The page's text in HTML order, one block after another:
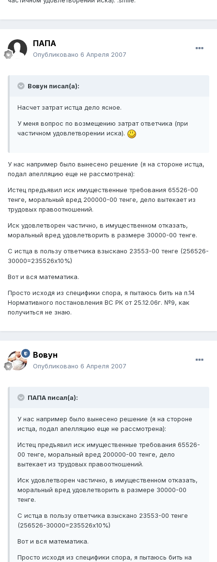
ПАПА
Опубликовано 6 Апреля 2007
Вовун писал(а):
Насчет затрат истца дело ясное.
У меня вопрос по возмещению затрат ответчика (при
частичном удовлетворении иска).
У нас например было вынесено решение (я на стороне истца,
подал апелляцию еще не рассмотрена):
Истец предъявил иск имущественные требования 65526-00
тенге, моральный вред 200000-00 тенге, дело вытекает из
трудовых правоотношений.
Иск удовлетворен частично, в имущественном отказать,
моральный вред удовлетворить в размере 30000-00 тенге.
С истца в пользу ответчика взыскано 23553-00 тенге (256526-
30000=235526х10%)
Вот и вся математика.
Просто исходя из специфики спора, я пытаюсь бить на п.14
Нормативного постановления ВС РК от 25.12.06г. №9, как
получиться не знаю.
Вовун
Опубликовано 6 Апреля 2007
ПАПА писал(а):
У нас например было вынесено решение (я на стороне
истца, подал апелляцию еще не рассмотрена):
Истец предъявил иск имущественные требования 65526-
00 тенге, моральный вред 200000-00 тенге, дело
вытекает из трудовых правоотношений.
Иск удовлетворен частично, в имущественном отказать,
моральный вред удовлетворить в размере 30000-00
тенге.
С истца в пользу ответчика взыскано 23553-00 тенге
(256526-30000=235526х10%)
Вот и вся математика.
Просто исходя из специфики спора, я пытаюсь бить на